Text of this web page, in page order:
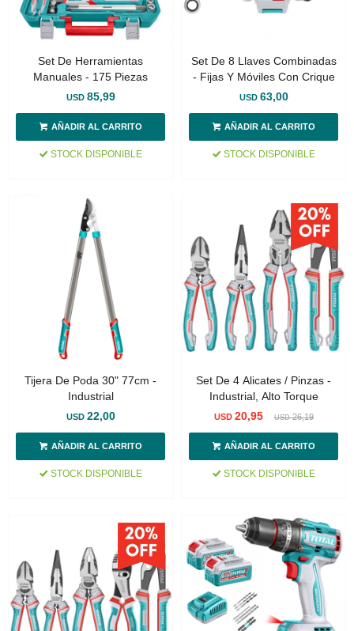
Set De Herramientas
Manuales - 175 Piezas
USD 85,99
STOCK DISPONIBLE
Set De 8 Llaves Combinadas
- Fijas Y Móviles Con Crique
USD 63,00
STOCK DISPONIBLE
Tijera De Poda 30" 77cm -
Industrial
USD 22,00
STOCK DISPONIBLE
Set De 4 Alicates / Pinzas -
Industrial, Alto Torque
USD 20,95 USD 26,19
STOCK DISPONIBLE